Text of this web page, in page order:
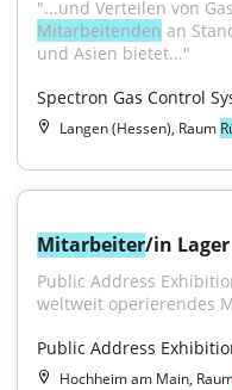
Mitarbeitenden an
und Asien bietet..."
Spectron Gas Control
Langen (Hessen), Raum
Mitarbeiter/in
Public Address
weltweit operierendes
Public Address
Hochheim am Main,